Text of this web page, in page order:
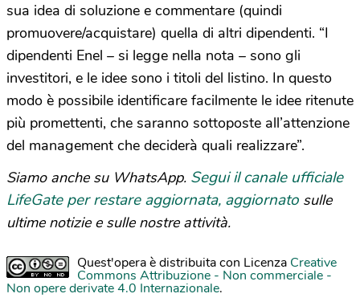
sua idea di soluzione e commentare (quindi
promuovere/acquistare) quella di altri dipendenti. “I
dipendenti Enel – si legge nella nota – sono gli
investitori, e le idee sono i titoli del listino. In questo
modo è possibile identificare facilmente le idee ritenute
più promettenti, che saranno sottoposte all’attenzione
del management che deciderà quali realizzare”.
Siamo anche su WhatsApp. Segui il canale ufficiale
LifeGate per restare aggiornata, aggiornato sulle
ultime notizie e sulle nostre attività.
Quest'opera è distribuita con Licenza Creative
Commons Attribuzione - Non commerciale -
Non opere derivate 4.0 Internazionale.